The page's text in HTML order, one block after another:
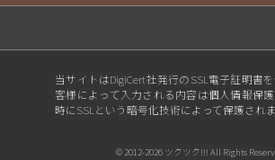
当サイトはDigiCert社発行のSSL電子証明書
客様によって入力される内容は個人情報保
時にSSLという暗号化技術によって保護されま
© 2012-2026 ツクツク!!! All Rights